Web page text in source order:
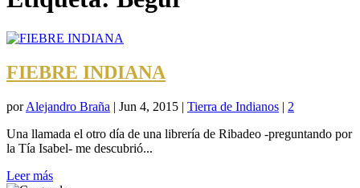
FIEBRE INDIANA
porAlejandro Braña | Jun 4, 2015 | Tierra de Indianos | 2
Una llamada el otro día de una librería de Ribadeo -preguntando por
la Tía Isabel- me descubrió...
Leer más